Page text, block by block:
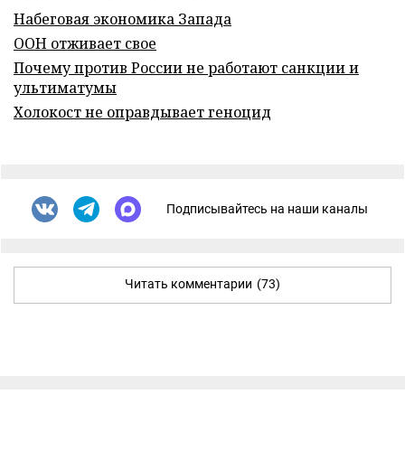
Набеговая экономика Запада
ООН отживает свое
Почему против России не работают санкции и
ультиматумы
Холокост не оправдывает геноцид
Подписывайтесь на наши каналы
Читать комментарии (73)